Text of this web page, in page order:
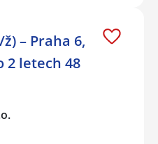
– Praha 6,
2 letech 48